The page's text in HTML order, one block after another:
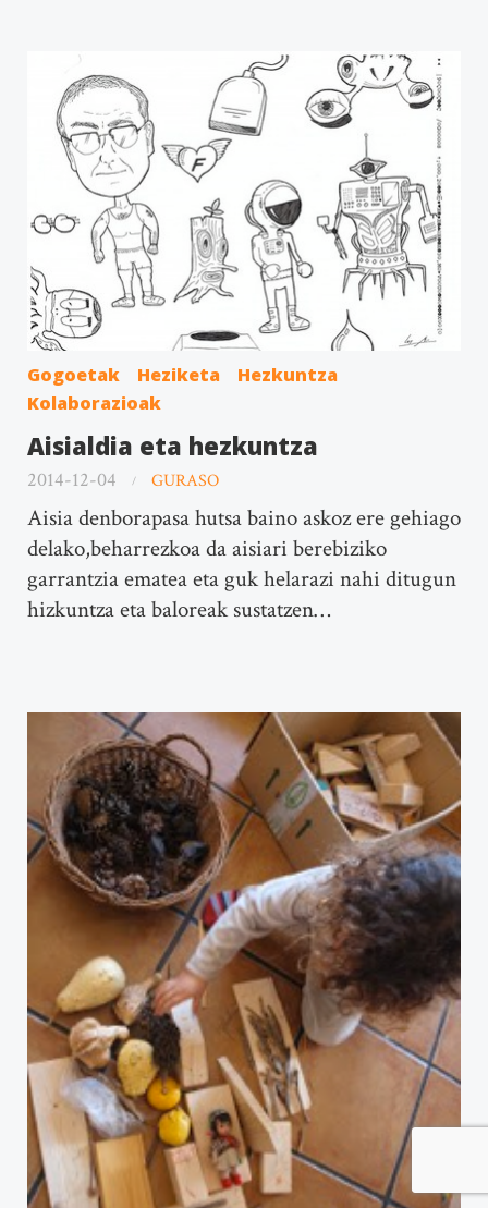
Gogoetak Heziketa
Hezkuntza
Kolaborazioak
Aisialdia eta hezkuntza
2014-12-04 GURASO
Aisia denborapasa hutsa baino askoz ere gehiago
delako,beharrezkoa da aisiari berebiziko
garrantzia ematea eta guk helarazi nahi ditugun
hizkuntza eta baloreak sustatzen…